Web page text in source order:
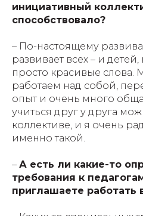
инициативный
способствовало?
– По-настоящему
развивает всех – и
просто красивые слова.
работаем над собой,
опыт и очень много
учиться друг у друга
коллективе, и я очень
именно такой.
– А есть ли какие-то
требования к
приглашаете работать